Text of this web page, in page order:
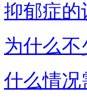
抑郁症的
为什么
什么情况